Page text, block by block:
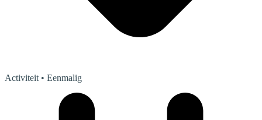
Activiteit • Eenmalig